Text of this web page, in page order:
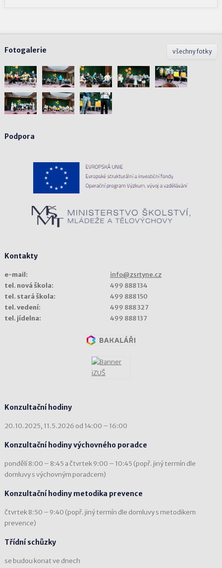
všechny fotky
Fotogalerie
Podpora
Kontakty
e-mail:
info@zsrtyne.cz
tel. nová škola:
499 888 134
tel. stará škola:
499 888 150
tel. vedení:
499 888 327
tel. jídelna:
499 888 137
Konzultační hodiny
20.10.2025, 11.5.2026 od 14:00 – 16:00
Konzultační hodiny výchovného poradce
pondělí 8:00 – 8:45 a čtvrtek 9:00 – 10:45 (popř. jiný termín dle
domluvy s výchovným poradcem)
Konzultační hodiny metodika prevence
čtvrtek 8:50 – 9:40 (popř. jiný termín dle domluvy s metodikem
prevence)
Třídní schůzky
se budou konat ve dnech